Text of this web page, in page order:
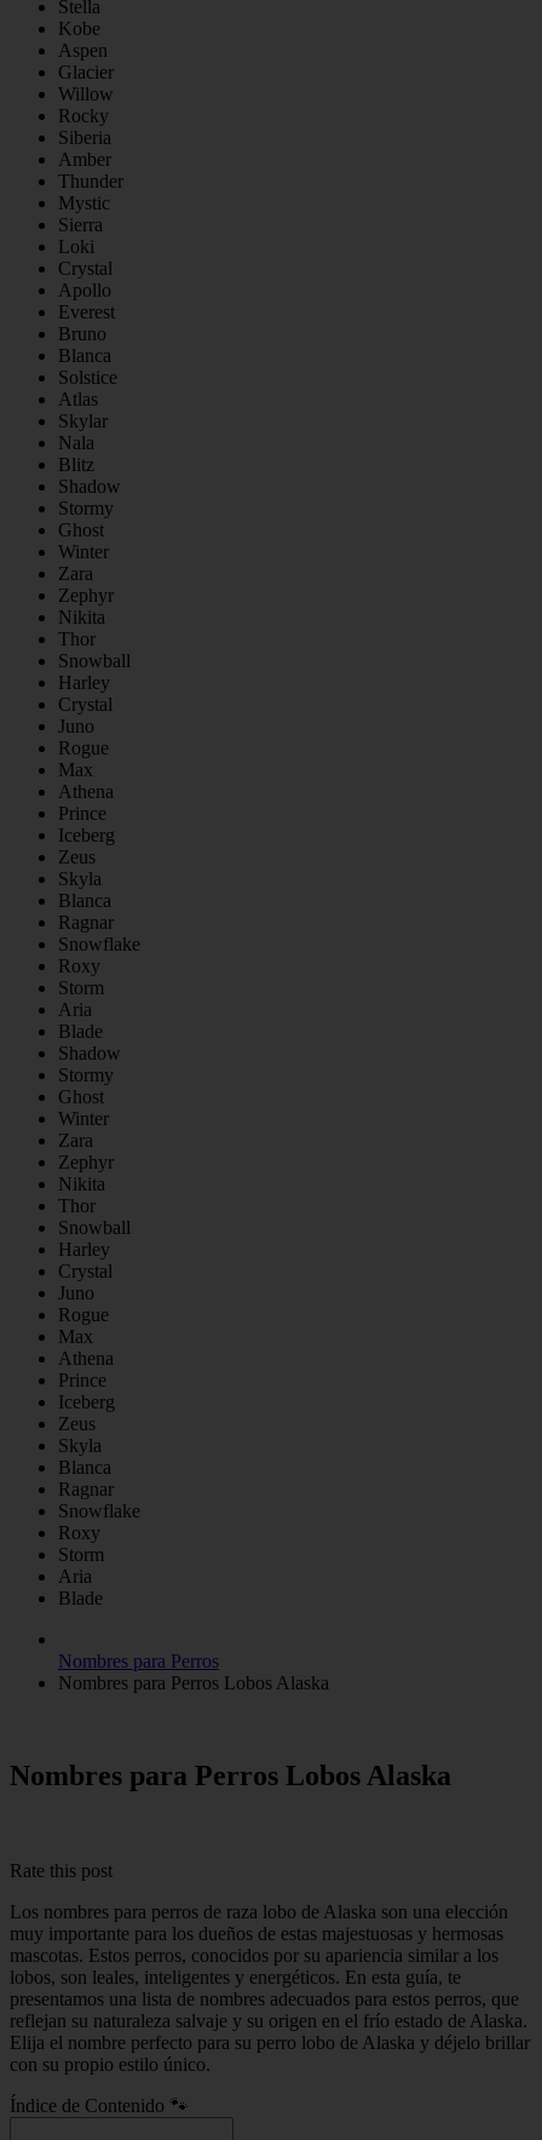
Stella
Kobe
Aspen
Glacier
Willow
Rocky
Siberia
Amber
Thunder
Mystic
Sierra
Loki
Crystal
Apollo
Everest
Bruno
Blanca
Solstice
Atlas
Skylar
Nala
Blitz
Shadow
Stormy
Ghost
Winter
Zara
Zephyr
Nikita
Thor
Snowball
Harley
Crystal
Juno
Rogue
Max
Athena
Prince
Iceberg
Zeus
Skyla
Blanca
Ragnar
Snowflake
Roxy
Storm
Aria
Blade
Shadow
Stormy
Ghost
Winter
Zara
Zephyr
Nikita
Thor
Snowball
Harley
Crystal
Juno
Rogue
Max
Athena
Prince
Iceberg
Zeus
Skyla
Blanca
Ragnar
Snowflake
Roxy
Storm
Aria
Blade
Nombres para Perros
Nombres para Perros Lobos Alaska
Nombres para Perros Lobos Alaska
Rate this post
Los nombres para perros de raza lobo de Alaska son una elección
muy importante para los dueños de estas majestuosas y hermosas
mascotas. Estos perros, conocidos por su apariencia similar a los
lobos, son leales, inteligentes y energéticos. En esta guía, te
presentamos una lista de nombres adecuados para estos perros, que
reflejan su naturaleza salvaje y su origen en el frío estado de Alaska.
Elija el nombre perfecto para su perro lobo de Alaska y déjelo brillar
con su propio estilo único.
Índice de Contenido 🐾